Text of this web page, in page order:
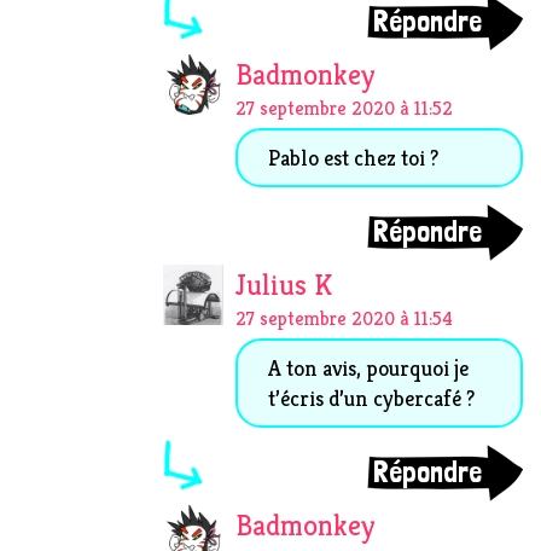
Répondre
Badmonkey
27 septembre 2020 à 11:52
Pablo est chez toi ?
Répondre
Julius K
27 septembre 2020 à 11:54
A ton avis, pourquoi je
t’écris d’un cybercafé ?
Répondre
Badmonkey